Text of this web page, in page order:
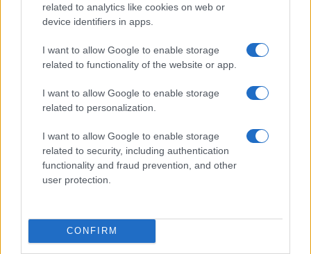
related to analytics like cookies on web or
device identifiers in apps.
I want to allow Google to enable storage
related to functionality of the website or app.
I want to allow Google to enable storage
related to personalization.
I want to allow Google to enable storage
related to security, including authentication
functionality and fraud prevention, and other
user protection.
CONFIRM
NECROLOGIE